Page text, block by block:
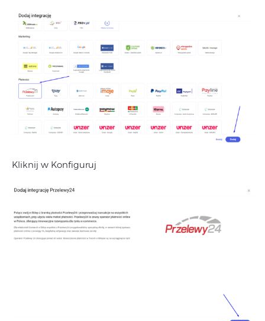
Kliknij w Konfiguruj